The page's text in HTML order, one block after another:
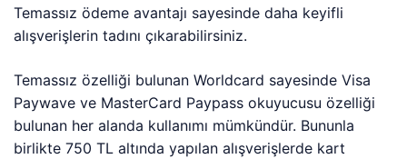
Temassız ödeme avantajı sayesinde daha keyifli
alışverişlerin tadını çıkarabilirsiniz.
Temassız özelliği bulunan Worldcard sayesinde Visa
Paywave ve MasterCard Paypass okuyucusu özelliği
bulunan her alanda kullanımı mümkündür. Bununla
birlikte 750 TL altında yapılan alışverişlerde kart